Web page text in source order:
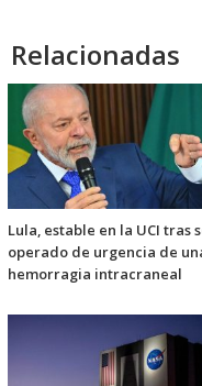
Relacionadas
Lula, estable en la UCI tras
operado de urgencia de
hemorragia intracraneal